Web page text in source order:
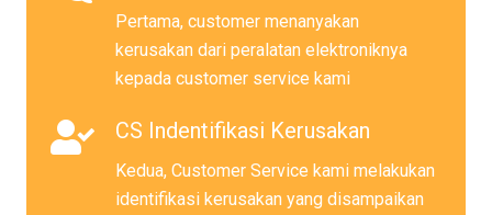
Pertama, customer menanyakan
kerusakan dari peralatan elektroniknya
kepada customer service kami
CS Indentifikasi Kerusakan
Kedua, Customer Service kami melakukan
identifikasi kerusakan yang disampaikan